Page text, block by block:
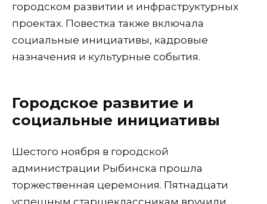
городском развитии и инфраструктурных
проектах. Повестка также включала
социальные инициативы, кадровые
назначения и культурные события.
Городское развитие и
социальные инициативы
Шестого ноября в городской
администрации Рыбинска прошла
торжественная церемония. Пятнадцати